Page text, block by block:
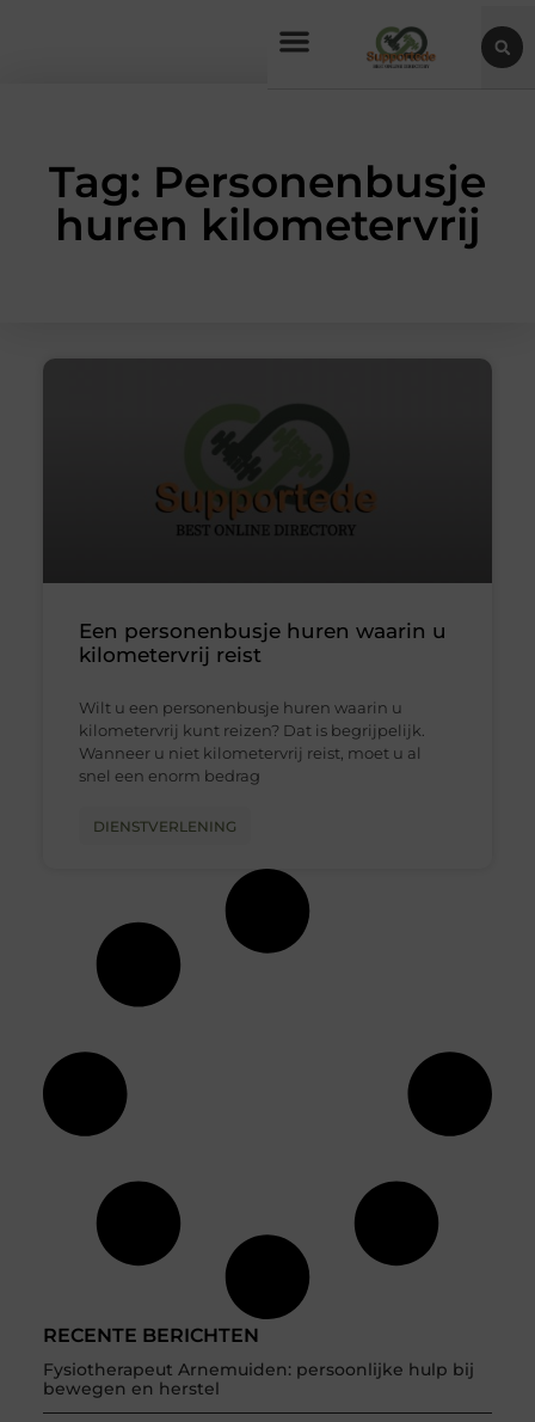
Tag: Personenbusje
huren kilometervrij
RECENTE BERICHTEN
Fysiotherapeut Arnemuiden: persoonlijke hulp bij
bewegen en herstel
Een personenbusje huren waarin u
kilometervrij reist
Wilt u een personenbusje huren waarin u
kilometervrij kunt reizen? Dat is begrijpelijk.
Wanneer u niet kilometervrij reist, moet u al
snel een enorm bedrag
DIENSTVERLENING